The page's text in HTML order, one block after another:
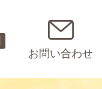
お問い合わせ